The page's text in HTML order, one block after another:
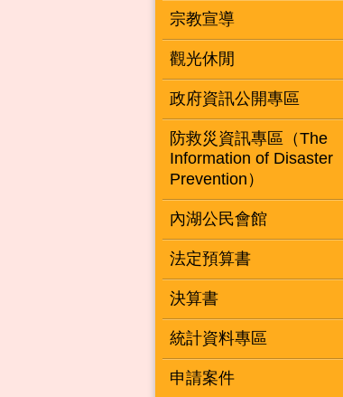
宗教宣導
觀光休閒
政府資訊公開專區
防救災資訊專區（The
Information of Disaster
Prevention）
內湖公民會館
法定預算書
決算書
統計資料專區
申請案件